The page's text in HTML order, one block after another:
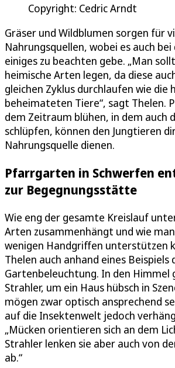
Copyright: Cedric Arndt
Gräser und Wildblumen sorgen für
Nahrungsquellen, wobei es auch bei
einiges zu beachten gebe. „Man
heimische Arten legen, da diese
gleichen Zyklus durchlaufen wie die
beheimateten Tiere“, sagt Thelen.
dem Zeitraum blühen, in dem auch
schlüpfen, können den Jungtieren
Nahrungsquelle dienen.
Pfarrgarten in Schwerfen
zur Begegnungsstätte
Wie eng der gesamte Kreislauf
Arten zusammenhängt und wie
wenigen Handgriffen unterstützen
Thelen auch anhand eines Beispiels
Gartenbeleuchtung. In den Himmel
Strahler, um ein Haus hübsch in
mögen zwar optisch ansprechend
auf die Insektenwelt jedoch
„Mücken orientieren sich an dem
Strahler lenken sie aber auch von
ab.“